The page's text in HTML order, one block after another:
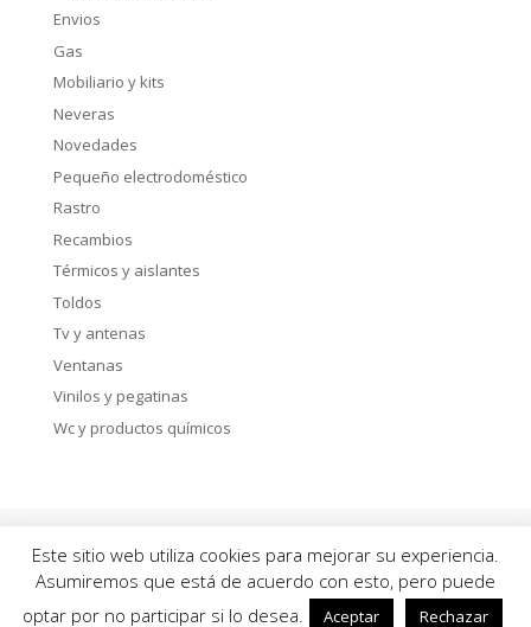
Envios
Gas
Mobiliario y kits
Neveras
Novedades
Pequeño electrodoméstico
Rastro
Recambios
Térmicos y aislantes
Toldos
Tv y antenas
Ventanas
Vinilos y pegatinas
Wc y productos químicos
Política de Cookies
Este sitio web utiliza cookies para mejorar su experiencia.
Asumiremos que está de acuerdo con esto, pero puede
optar por no participar si lo desea.
Aceptar Rechazar